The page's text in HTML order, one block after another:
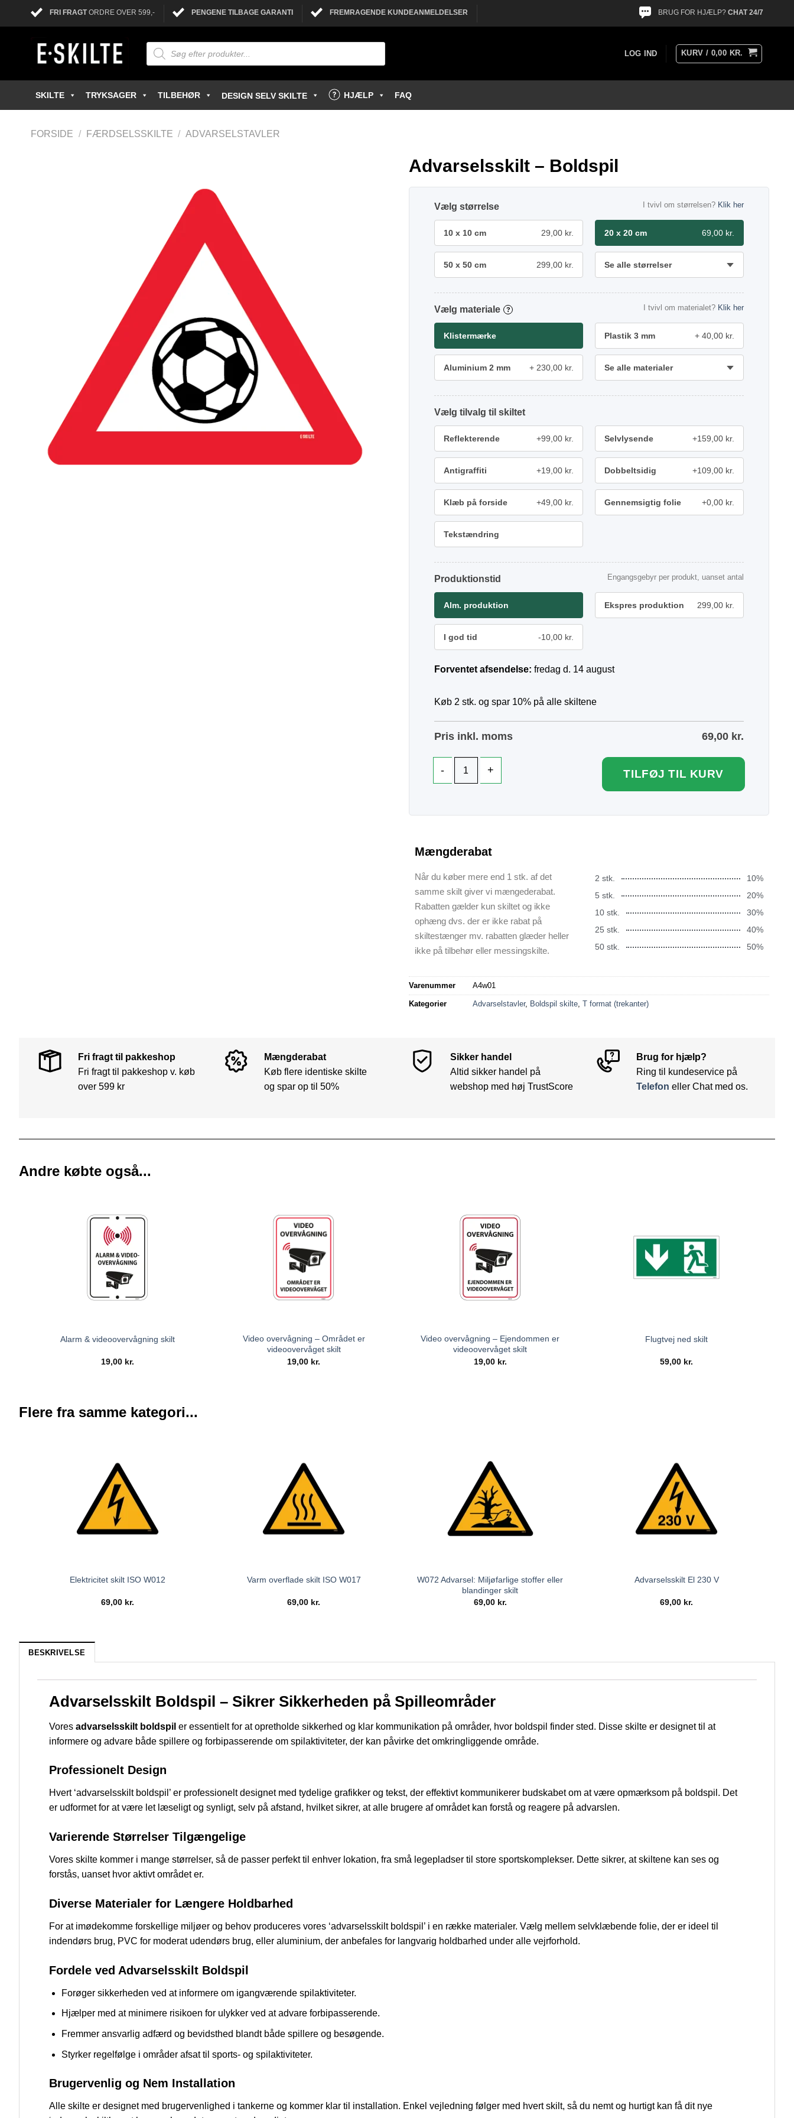
FRI FRAGTORDRE OVER 599,- PENGENE TILBAGE GARANTI FREMRAGENDE KUNDEANMELDELSER BRUG FOR HJÆLP? CHAT 24/7
LOG IND KURV / 0,00 KR.
SKILTE TRYKSAGER TILBEHØR DESIGN SELV SKILTE HJÆLP FAQ
FORSIDE / FÆRDSELSSKILTE / ADVARSELSTAVLER
Advarselsskilt – Boldspil
størrelse I tvivl om størrelsen? Klik her
10 x 10 cm 29,00 kr. 20 x 20 cm 69,00 kr.
50 x 50 cm 299,00 kr. Se alle størrelser
materiale ? I tvivl om materialet? Klik her
Klistermærke Plastik 3 mm 40,00 kr.
Aluminium 2 mm 230,00 kr. Se alle materialer
tilvalg
Reflekterende +99,00 kr. Selvlysende +159,00 kr.
Antigraffiti +19,00 kr. Dobbeltsidig +109,00 kr.
Klæb på forside +49,00 kr. Gennemsigtig folie +0,00 kr.
Tekstændring
Produktionstid Engangsgebyr per produkt, uanset antal
Alm. produktion Ekspres produktion 299,00 kr.
I god tid -10,00 kr.
Forventet afsendelse: fredag d. 14 august
Køb 2 stk. og spar 10% på alle skiltene
Pris inkl. moms 69,00 kr.
TILFØJ TIL KURV
Mængderabat
Når du køber mere end 1 stk. af det
samme skilt giver vi mængederabat.
Rabatten gælder kun skiltet og ikke
ophæng dvs. der er ikke rabat på
skiltestænger mv. rabatten glæder heller
ikke på tilbehør eller messingskilte.
2 stk.
10%
5 stk.
20%
10 stk.
30%
25 stk.
40%
50 stk.
50%
Varenummer A4w01
Kategorier Advarselstavler, Boldspil skilte T format (trekanter)
Fri fragt til pakkeshop
Fri fragt til pakkeshop v. køb
over 599 kr
Mængderabat
Køb flere identiske skilte
og spar op til 50%
Sikker handel
Altid sikker handel på
webshop med høj TrustScore
Brug for hjælp?
Ring til kundeservice på
Telefon eller Chat med os.
Andre købte også...
Alarm & videoovervågning skilt
19,00 kr.
Video overvågning – Området er
videoovervåget skilt
19,00 kr.
Video overvågning – Ejendommen er
videoovervåget skilt
19,00 kr.
Flugtvej ned skilt
59,00 kr.
Flere fra samme kategori...
Elektricitet skilt ISO W012
69,00 kr.
Varm overflade skilt ISO W017
69,00 kr.
W072 Advarsel: Miljøfarlige stoffer eller
blandinger skilt
69,00 kr.
Advarselsskilt El 230 V
69,00 kr.
BESKRIVELSE
Advarselsskilt Boldspil – Sikrer Sikkerheden på Spilleområder
Vores advarselsskilt boldspil er essentielt for at opretholde sikkerhed og klar kommunikation på områder, hvor boldspil finder sted. Disse skilte er designet til at
informere og advare både spillere og forbipasserende om spilaktiviteter, der kan påvirke det omkringliggende område.
Professionelt Design
Hvert ‘advarselsskilt boldspil’ er professionelt designet med tydelige grafikker og tekst, der effektivt kommunikerer budskabet om at være opmærksom på boldspil. Det
er udformet for at være let læseligt og synligt, selv på afstand, hvilket sikrer, at alle brugere af området kan forstå og reagere på advarslen.
Varierende Størrelser Tilgængelige
Vores skilte kommer i mange størrelser, så de passer perfekt til enhver lokation, fra små legepladser til store sportskomplekser. Dette sikrer, at skiltene kan ses og
forstås, uanset hvor aktivt området er.
Diverse Materialer for Længere Holdbarhed
For at imødekomme forskellige miljøer og behov produceres vores ‘advarselsskilt boldspil’ i en række materialer. Vælg mellem selvklæbende folie, der er ideel til
indendørs brug, PVC for moderat udendørs brug, eller aluminium, der anbefales for langvarig holdbarhed under alle vejrforhold.
Fordele ved Advarselsskilt Boldspil
Forøger sikkerheden ved at informere om igangværende spilaktiviteter.
Hjælper med at minimere risikoen for ulykker ved at advare forbipasserende.
Fremmer ansvarlig adfærd og bevidsthed blandt både spillere og besøgende.
Styrker regelfølge i områder afsat til sports- og spilaktiviteter.
Brugervenlig og Nem Installation
Alle skilte er designet med brugervenlighed i tankerne og kommer klar til installation. Enkel vejledning følger med hvert skilt, så du nemt og hurtigt kan få dit nye